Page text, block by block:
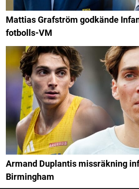
Mattias Grafström godkände
fotbolls-VM
Armand Duplantis missräkning
Birmingham